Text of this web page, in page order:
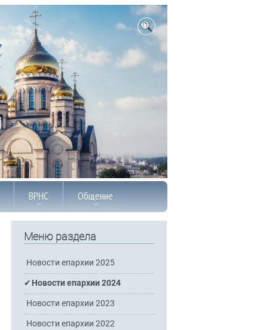
ВРНС Общение
Меню раздела
Новости епархии 2025
Новости епархии 2024
Новости епархии 2023
Новости епархии 2022